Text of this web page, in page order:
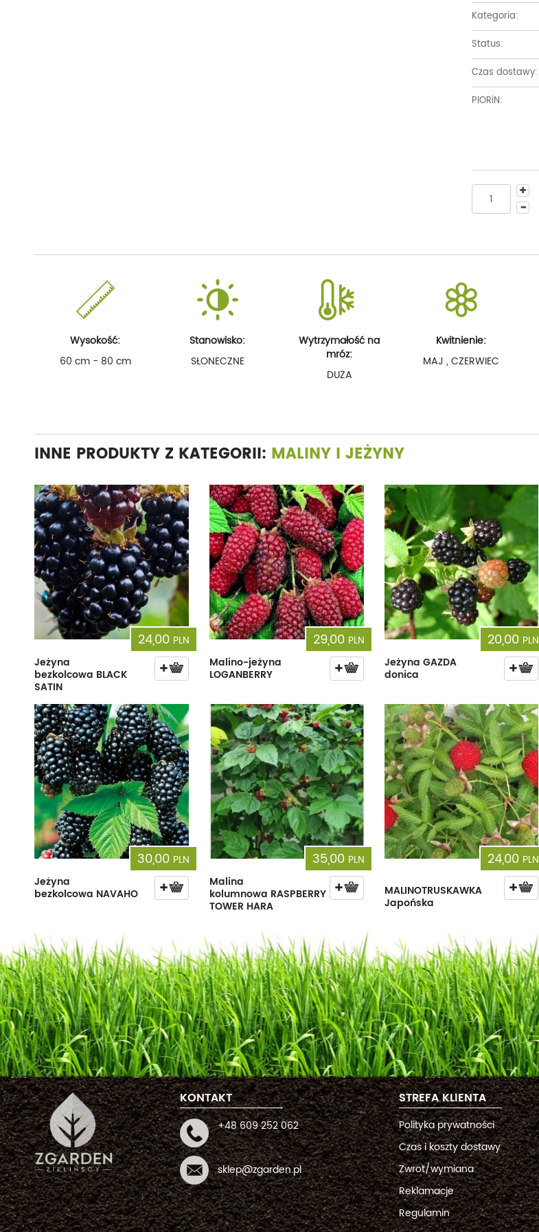
Kategoria:
Status:
Czas dostawy:
PIORiN:
Wysokość:
60 cm - 80 cm
Stanowisko:
SŁONECZNE
Wytrzymałość na
mróz:
DUŻA
Kwitnienie:
MAJ , CZERWIEC
INNE PRODUKTY Z KATEGORII: MALINY I JEŻYNY
24,00 PLN
Jeżyna
bezkolcowa BLACK
SATIN
29,00 PLN
Malino-jeżyna
LOGANBERRY
20,00 PLN
Jeżyna GAZDA
donica
30,00 PLN
Jeżyna
bezkolcowa NAVAHO
35,00 PLN
Malina
kolumnowa RASPBERRY
TOWER HARA
24,00 PLN
MALINOTRUSKAWKA
Japońska
KONTAKT
+48 609 252 062
sklep@zgarden.pl
STREFA KLIENTA
Polityka prywatności
Czas i koszty dostawy
Zwrot/wymiana
Reklamacje
Regulamin